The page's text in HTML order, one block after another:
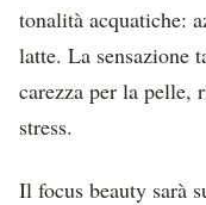
tonalità acquatiche:
latte. La sensazione
carezza per la pelle,
stress.
Il focus beauty sarà